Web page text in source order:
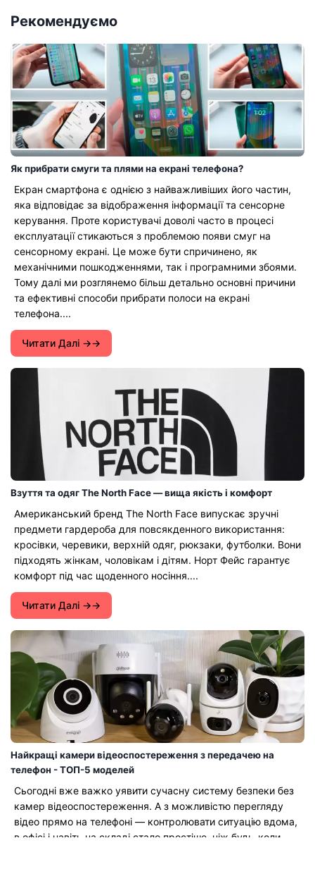
Рекомендуємо
Як прибрати смуги та плями на екрані телефона?
Екран смартфона є однією з найважливіших його частин,
яка відповідає за відображення інформації та сенсорне
керування. Проте користувачі доволі часто в процесі
експлуатації стикаються з проблемою появи смуг на
сенсорному екрані. Це може бути спричинено, як
механічними пошкодженнями, так і програмними збоями.
Тому далі ми розглянемо більш детально основні причини
та ефективні способи прибрати полоси на екрані
телефона....
Читати Далі →
Взуття та одяг The North Face — вища якість і комфорт
Американський бренд The North Face випускає зручні
предмети гардероба для повсякденного використання:
кросівки, черевики, верхній одяг, рюкзаки, футболки. Вони
підходять жінкам, чоловікам і дітям. Норт Фейс гарантує
комфорт під час щоденного носіння....
Читати Далі →
Найкращі камери відеоспостереження з передачею на
телефон - ТОП-5 моделей
Сьогодні вже важко уявити сучасну систему безпеки без
камер відеоспостереження. А з можливістю перегляду
відео прямо на телефоні — контролювати ситуацію вдома,
в офісі і навіть на складі стало простіше, ніж будь-коли.